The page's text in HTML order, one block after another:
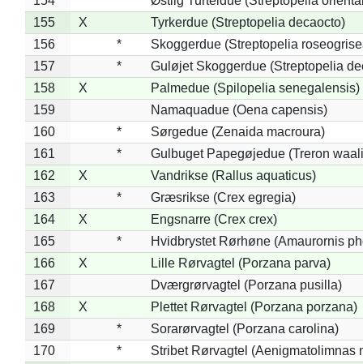
155
X
Tyrkerdue (Streptopelia decaocto)
156
*
Skoggerdue (Streptopelia
157
*
Guløjet Skoggerdue (Streptopelia
158
X
Palmedue (Spilopelia senegalensis)
159
Namaquadue (Oena capensis)
160
*
Sørgedue (Zenaida macroura)
161
*
Gulbuget Papegøjedue (Treron
162
X
Vandrikse (Rallus aquaticus)
163
*
Græsrikse (Crex egregia)
164
X
Engsnarre (Crex crex)
165
*
Hvidbrystet Rørhøne (Amaurornis
166
X
Lille Rørvagtel (Porzana parva)
167
Dværgrørvagtel (Porzana pusilla)
168
X
Plettet Rørvagtel (Porzana porzana)
169
*
Sorarørvagtel (Porzana carolina)
170
*
Stribet Rørvagtel (Aenigmatolimnas